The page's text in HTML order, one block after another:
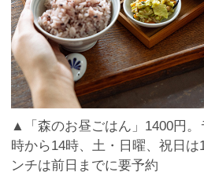
▲「森のお昼ごはん」1400円
時から14時、土・日曜、祝日は
ンチは前日までに要予約